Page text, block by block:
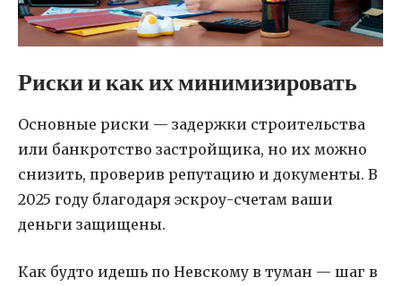
Риски и как их минимизировать
Основные риски — задержки строительства
или банкротство застройщика, но их можно
снизить, проверив репутацию и документы. В
2025 году благодаря эскроу-счетам ваши
деньги защищены.
Как будто идешь по Невскому в туман — шаг в